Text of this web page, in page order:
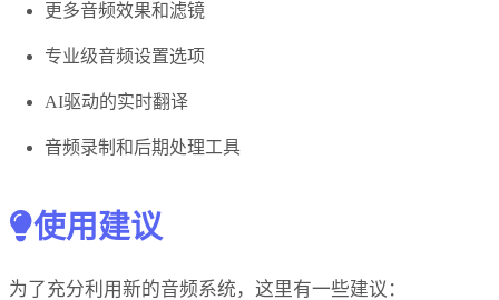
更多音频效果和滤镜
专业级音频设置选项
AI驱动的实时翻译
音频录制和后期处理工具
使用建议
为了充分利用新的音频系统，这里有一些建议：